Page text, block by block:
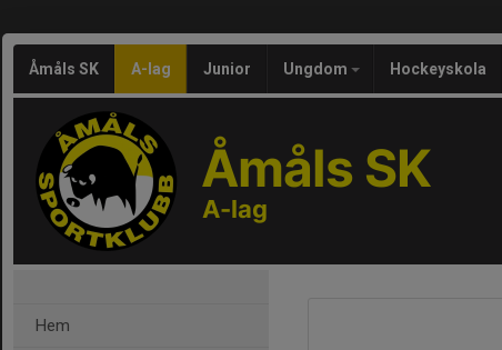
Åmåls SK A-lag Junior Ungdom Hockeyskola
Åmåls SK
A-lag
Hem